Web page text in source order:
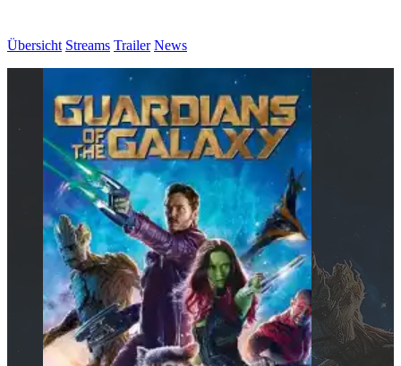
Übersicht Streams Trailer News